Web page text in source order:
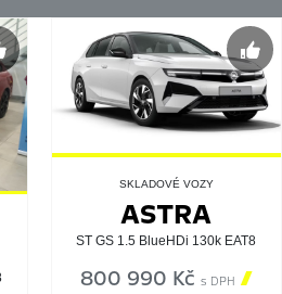
SKLADOVÉ VOZY
ASTRA
ST GS 1.5 BlueHDi 130k EAT8
800 990 Kčs DPH 